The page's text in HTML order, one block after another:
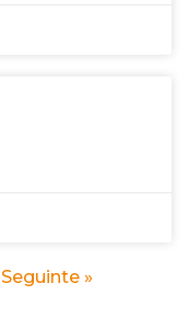
Seguinte »